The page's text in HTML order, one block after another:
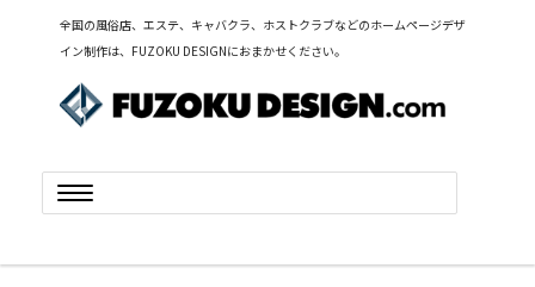
全国の風俗店、エステ、キャバクラ、ホストクラブなどのホームページデザ
イン制作は、FUZOKU DESIGNにおまかせください。
Toggle
navigation